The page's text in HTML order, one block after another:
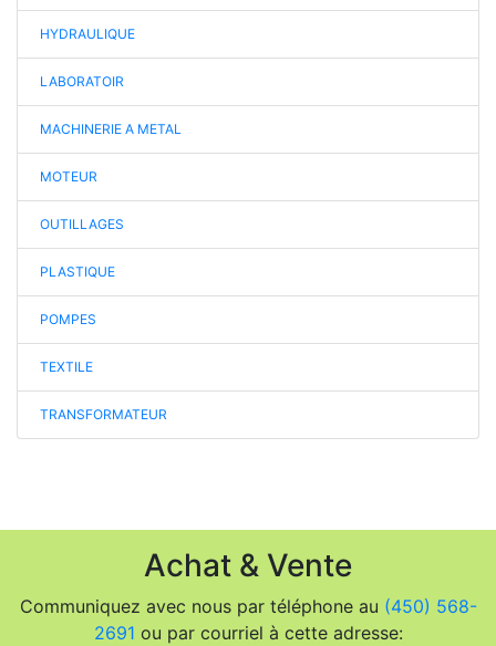
HYDRAULIQUE
LABORATOIR
MACHINERIE A METAL
MOTEUR
OUTILLAGES
PLASTIQUE
POMPES
TEXTILE
TRANSFORMATEUR
Achat & Vente
Communiquez avec nous par téléphone au (450) 568-
2691 ou par courriel à cette adresse: